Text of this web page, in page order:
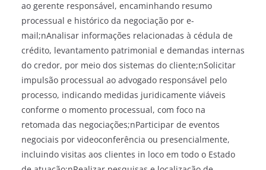
ao gerente responsável, encaminhando resumo
processual e histórico da negociação por e-
mail;nAnalisar informações relacionadas à cédula de
crédito, levantamento patrimonial e demandas internas
do credor, por meio dos sistemas do cliente;nSolicitar
impulsão processual ao advogado responsável pelo
processo, indicando medidas juridicamente viáveis
conforme o momento processual, com foco na
retomada das negociações;nParticipar de eventos
negociais por videoconferência ou presencialmente,
incluindo visitas aos clientes in loco em todo o Estado